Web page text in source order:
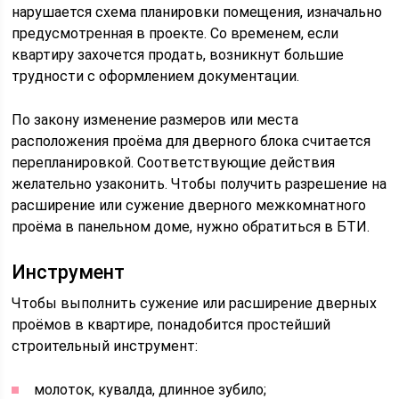
нарушается схема планировки помещения, изначально
предусмотренная в проекте. Со временем, если
квартиру захочется продать, возникнут большие
трудности с оформлением документации.
По закону изменение размеров или места
расположения проёма для дверного блока считается
перепланировкой. Соответствующие действия
желательно узаконить. Чтобы получить разрешение на
расширение или сужение дверного межкомнатного
проёма в панельном доме, нужно обратиться в БТИ.
Инструмент
Чтобы выполнить сужение или расширение дверных
проёмов в квартире, понадобится простейший
строительный инструмент:
молоток, кувалда, длинное зубило;